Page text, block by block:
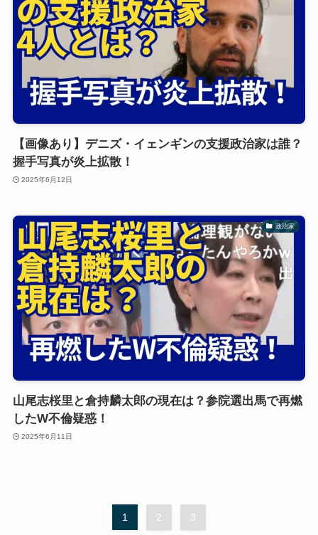
【画像あり】デニズ・イェンギンの支援政治家は誰？
握手写真が炎上拡散！
2025年6月12日
政治家
山尾志桜里と倉持麟太郎の現在は？参院選出馬で再燃
したW不倫疑惑！
2025年6月11日
1 2 3